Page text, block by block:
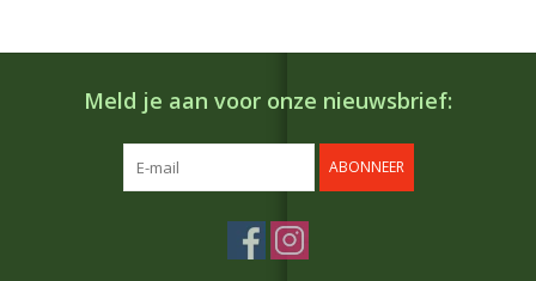
Meld je aan voor onze nieuwsbrief:
ABONNEER